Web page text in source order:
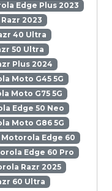
Edge Plus 2023
2023
40 Ultra
50 Ultra
Plus 2024
Moto G45 5G
Moto G75 5G
Edge 50 Neo
Moto G86 5G
Motorola Edge 60
Edge 60 Pro
Razr 2025
60 Ultra